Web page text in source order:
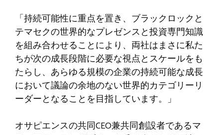
「持続可能性に重点を置き、ブラックロックと
テマセクの世界的なプレゼンスと投資専門知識
を組み合わせることにより、両社はまさに私た
ちが次の成長段階に必要な視点とスケールをも
たらし、あらゆる規模の企業の持続可能な成長
において議論の余地のない世界的カテゴリーリ
ーダーとなることを目指しています。」
オサピエンスの共同CEO兼共同創設者であるマ